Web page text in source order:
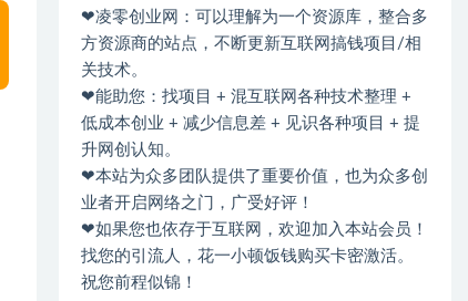
❤凌零创业网：可以理解为一个资源库，整合多
方资源商的站点，不断更新互联网搞钱项目/相
关技术。
❤能助您：找项目 + 混互联网各种技术整理 +
低成本创业 + 减少信息差 + 见识各种项目 + 提
升网创认知。
❤本站为众多团队提供了重要价值，也为众多创
业者开启网络之门，广受好评！
❤如果您也依存于互联网，欢迎加入本站会员！
找您的引流人，花一小顿饭钱购买卡密激活。
祝您前程似锦！